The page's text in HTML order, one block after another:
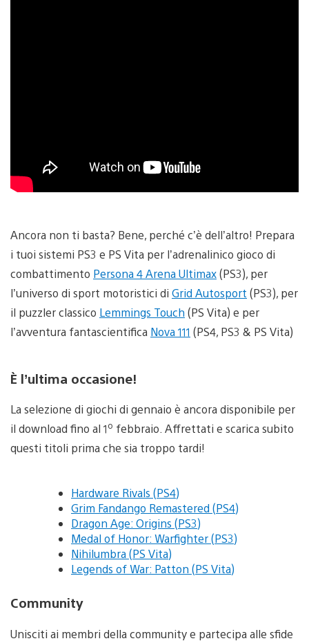
Ancora non ti basta? Bene, perché c’è dell’altro! Prepara
i tuoi sistemi PS3 e PS Vita per l’adrenalinico gioco di
combattimento Persona 4 Arena Ultimax(PS3), per
l’universo di sport motoristici di Grid Autosport (PS3), per
il puzzler classico Lemmings Touch (PS Vita) e per
l’avventura fantascientifica Nova 111 (PS4, PS3 & PS Vita)
È l’ultima occasione!
La selezione di giochi di gennaio è ancora disponibile per
il download fino al 1o febbraio. Affrettati e scarica subito
questi titoli prima che sia troppo tardi!
Hardware Rivals (PS4)
Grim Fandango Remastered (PS4)
Dragon Age: Origins (PS3)
Medal of Honor: Warfighter (PS3)
Nihilumbra (PS Vita)
Legends of War: Patton (PS Vita)
Community
Unisciti ai membri della community e partecipa alle sfide